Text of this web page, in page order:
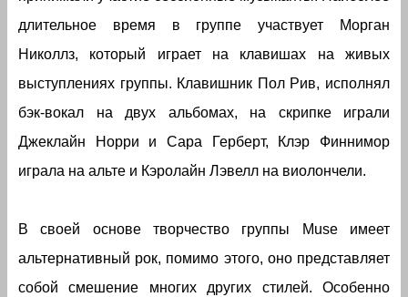
длительное время в группе участвует Морган
Николлз, который играет на клавишах на живых
выступлениях группы. Клавишник Пол Рив, исполнял
бэк-вокал на двух альбомах, на скрипке играли
Джеклайн Норри и Сара Герберт, Клэр Финнимор
играла на альте и Кэролайн Лэвелл на виолончели.
В своей основе творчество группы Muse имеет
альтернативный рок, помимо этого, оно представляет
собой смешение многих других стилей. Особенно